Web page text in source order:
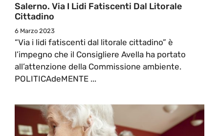
Salerno. Via I Lidi Fatiscenti Dal Litorale
Cittadino
6 Marzo 2023
“Via i lidi fatiscenti dal litorale cittadino” è
l’impegno che il Consigliere Avella ha portato
all’attenzione della Commissione ambiente.
POLITICAdeMENTE ...